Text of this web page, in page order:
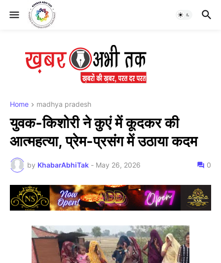
Home madhya pradesh
युवक-किशोरी ने कुएं में कूदकर की
आत्महत्या, प्रेम-प्रसंग में उठाया कदम
by KhabarAbhiTak - May 26, 2026 0